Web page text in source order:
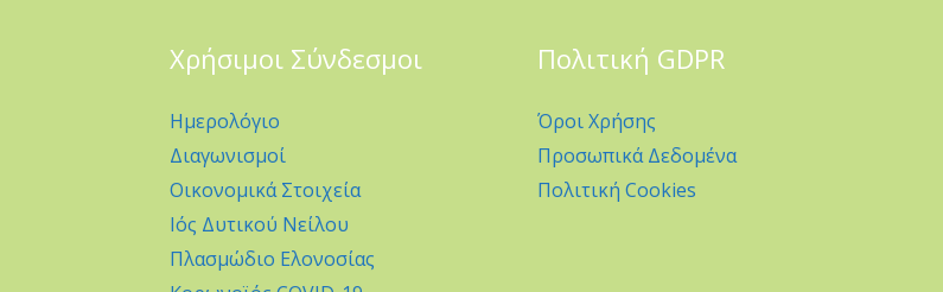
Χρήσιμοι Σύνδεσμοι
Ημερολόγιο
Διαγωνισμοί
Οικονομικά Στοιχεία
Ιός Δυτικού Νείλου
Πλασμώδιο Ελονοσίας
Πολιτική GDPR
Όροι Χρήσης
Προσωπικά Δεδομένα
Πολιτική Cookies